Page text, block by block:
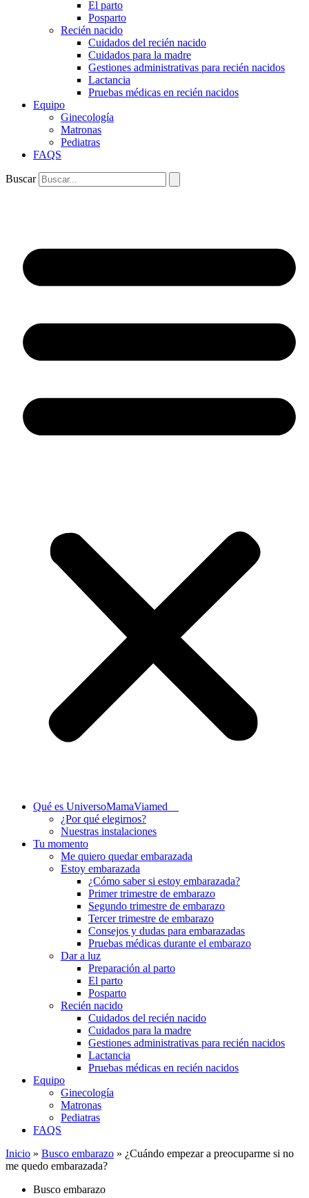
El parto
Posparto
Recién nacido
Cuidados del recién nacido
Cuidados para la madre
Gestiones administrativas para recién nacidos
Lactancia
Pruebas médicas en recién nacidos
Equipo
Ginecología
Matronas
Pediatras
FAQS
Buscar
Qué es UniversoMamaViamed
¿Por qué elegirnos?
Nuestras instalaciones
Tu momento
Me quiero quedar embarazada
Estoy embarazada
¿Cómo saber si estoy embarazada?
Primer trimestre de embarazo
Segundo trimestre de embarazo
Tercer trimestre de embarazo
Consejos y dudas para embarazadas
Pruebas médicas durante el embarazo
Dar a luz
Preparación al parto
El parto
Posparto
Recién nacido
Cuidados del recién nacido
Cuidados para la madre
Gestiones administrativas para recién nacidos
Lactancia
Pruebas médicas en recién nacidos
Equipo
Ginecología
Matronas
Pediatras
FAQS
Inicio » Busco embarazo » ¿Cuándo empezar a preocuparme si no
me quedo embarazada?
Busco embarazo